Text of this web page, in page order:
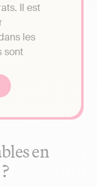
Il est
les
sont
en